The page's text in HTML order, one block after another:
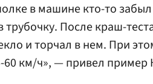
в машине кто-то
трубочку. После краш-
и торчал в нем. При
60 км/ч», — привел пример